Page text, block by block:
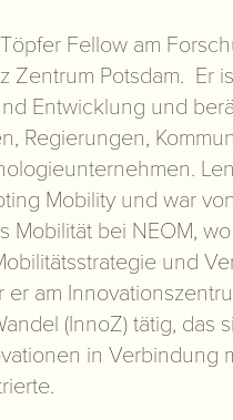
Fellow am
Zentrum Potsdam. Er
Entwicklung und
Regierungen,
Mobility und war
Mobilität bei NEOM,
und
er am
(InnoZ) tätig, das
in Verbindung